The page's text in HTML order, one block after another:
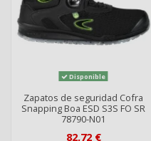
Disponible
Zapatos de seguridad Cofra
Snapping Boa ESD S3S FO SR
78790-N01
82,72 €